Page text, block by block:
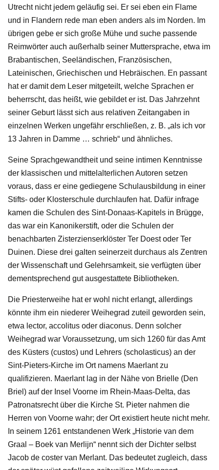
Utrecht nicht jedem geläufig sei. Er sei eben ein Flame
und in Flandern rede man eben anders als im Norden. Im
übrigen gebe er sich große Mühe und suche passende
Reimwörter auch außerhalb seiner Muttersprache, etwa im
Brabantischen, Seeländischen, Französischen,
Lateinischen, Griechischen und Hebräischen. En passant
hat er damit dem Leser mitgeteilt, welche Sprachen er
beherrscht, das heißt, wie gebildet er ist. Das Jahrzehnt
seiner Geburt lässt sich aus relativen Zeitangaben in
einzelnen Werken ungefähr erschließen, z. B. „als ich vor
13 Jahren in Damme … schrieb“ und ähnliches.
Seine Sprachgewandtheit und seine intimen Kenntnisse
der klassischen und mittelalterlichen Autoren setzen
voraus, dass er eine gediegene Schulausbildung in einer
Stifts- oder Klosterschule durchlaufen hat. Dafür infrage
kamen die Schulen des Sint-Donaas-Kapitels in Brügge,
das war ein Kanonikerstift, oder die Schulen der
benachbarten Zisterzienserklöster Ter Doest oder Ter
Duinen. Diese drei galten seinerzeit durchaus als Zentren
der Wissenschaft und Gelehrsamkeit, sie verfügten über
dementsprechend gut ausgestattete Bibliotheken.
Die Priesterweihe hat er wohl nicht erlangt, allerdings
könnte ihm ein niederer Weihegrad zuteil geworden sein,
etwa lector, accolitus oder diaconus. Denn solcher
Weihegrad war Voraussetzung, um sich 1260 für das Amt
des Küsters (custos) und Lehrers (scholasticus) an der
Sint-Pieters-Kirche im Ort namens Maerlant zu
qualifizieren. Maerlant lag in der Nähe von Brielle (Den
Briel) auf der Insel Voorne im Rhein-Maas-Delta, das
Patronatsrecht über die Kirche St. Pieter nahmen die
Herren von Voorne wahr; der Ort existiert heute nicht mehr.
In seinem 1261 entstandenen Werk „Historie van dem
Graal – Boek van Merlijn“ nennt sich der Dichter selbst
Jacob de coster van Merlant. Das bedeutet zugleich, dass